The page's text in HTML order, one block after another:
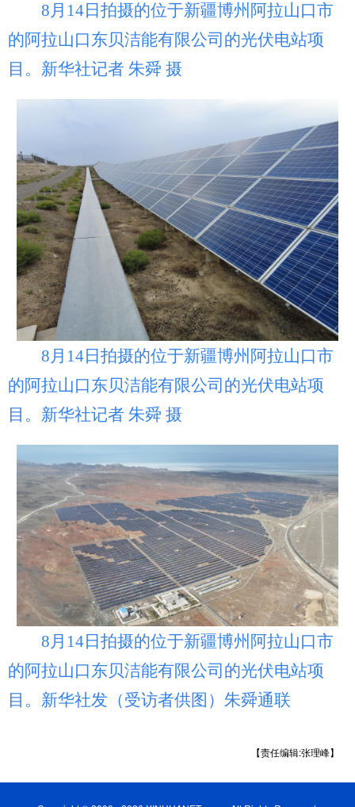
8月14日拍摄的位于新疆博州阿拉山口市
的阿拉山口东贝洁能有限公司的光伏电站项
目。新华社记者 朱舜 摄
8月14日拍摄的位于新疆博州阿拉山口市
的阿拉山口东贝洁能有限公司的光伏电站项
目。新华社记者 朱舜 摄
8月14日拍摄的位于新疆博州阿拉山口市
的阿拉山口东贝洁能有限公司的光伏电站项
目。新华社发（受访者供图）朱舜通联
【责任编辑:张理峰】